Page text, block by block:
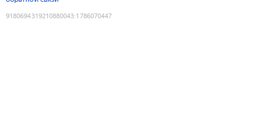
9180694319210880043:1786070447